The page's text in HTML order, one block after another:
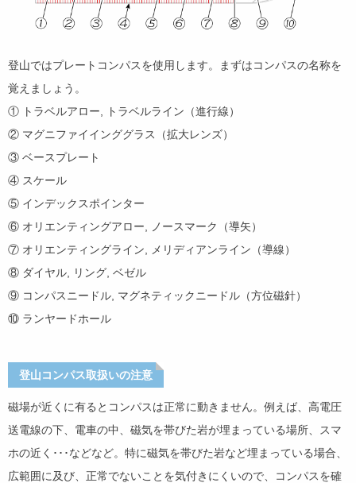
登山ではプレートコンパスを使用します。まずはコンパスの名称を
覚えましょう。
① トラベルアロー, トラベルライン（進行線）
② マグニファイインググラス（拡大レンズ）
③ ベースプレート
④ スケール
⑤ インデックスポインター
⑥ オリエンティングアロー, ノースマーク（導矢）
⑦ オリエンティングライン, メリディアンライン（導線）
⑧ ダイヤル, リング, ベゼル
⑨ コンパスニードル, マグネティックニードル（方位磁針）
⑩ ランヤードホール
登山コンパス取扱いの注意
磁場が近くに有るとコンパスは正常に動きません。例えば、高電圧
送電線の下、電車の中、磁気を帯びた岩が埋まっている場所、スマ
ホの近く･･･などなど。特に磁気を帯びた岩など埋まっている場合、
広範囲に及び、正常でないことを気付きにくいので、コンパスを確